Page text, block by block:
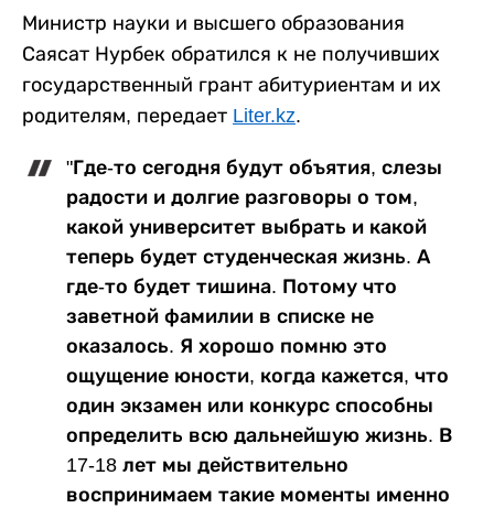
Министр науки и высшего образования
Саясат Нурбек обратился к не получивших
государственный грант абитуриентам и их
родителям, передает Liter.kz.
"Где-то сегодня будут объятия, слезы
радости и долгие разговоры о том,
какой университет выбрать и какой
теперь будет студенческая жизнь. А
где-то будет тишина. Потому что
заветной фамилии в списке не
оказалось. Я хорошо помню это
ощущение юности, когда кажется, что
один экзамен или конкурс способны
определить всю дальнейшую жизнь. В
17-18 лет мы действительно
воспринимаем такие моменты именно